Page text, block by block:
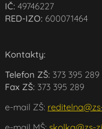
IČ: 49746227
RED-IZO: 600071464
Kontakty:
Telefon ZŠ: 373 395 289
Fax ZŠ: 373 395 289
e-mail ZŠ: